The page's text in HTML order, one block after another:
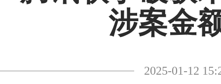
涉案金
2025-01-12